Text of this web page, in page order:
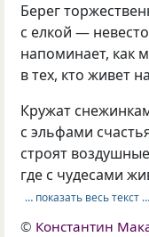
Берег
с елкой —
напоминает, как
в тех, кто живет
Кружат
с эльфами
строят
где с чудесами
… показать весь текст …
© Константин